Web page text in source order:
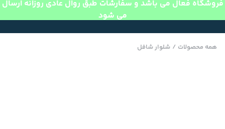
فروشگاه فعال می باشد و سفارشات طبق روال عادی روزانه ارسال
می شود
همه محصولات / شلوار شافل